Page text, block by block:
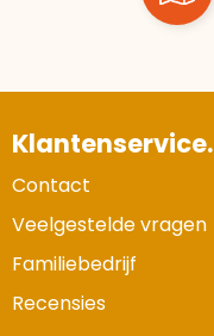
Klantenservice.
Contact
Veelgestelde vragen
Familiebedrijf
Recensies